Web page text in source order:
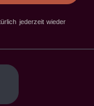
jederzeit wieder